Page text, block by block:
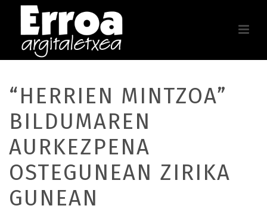
“HERRIEN MINTZOA”
BILDUMAREN
AURKEZPENA
OSTEGUNEAN ZIRIKA
GUNEAN